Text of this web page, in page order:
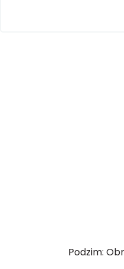
Podzim: